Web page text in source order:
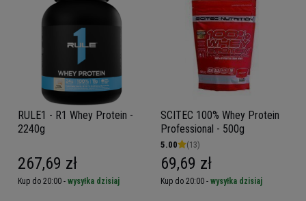
RULE1 - R1 Whey Protein -
2240g
267,69 zł
Kup do 20:00 - wysyłka dzisiaj
SCITEC 100% Whey Protein
Professional - 500g
5.00 (13)
69,69 zł
Kup do 20:00 - wysyłka dzisiaj